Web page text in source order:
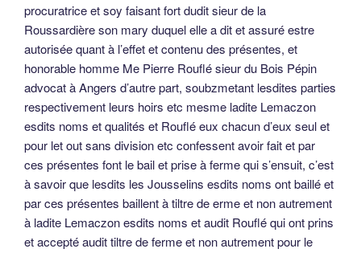
procuratrice et soy faisant fort dudit sieur de la
Roussardière son mary duquel elle a dit et assuré estre
autorisée quant à l’effet et contenu des présentes, et
honorable homme Me Pierre Rouflé sieur du Bois Pépin
advocat à Angers d’autre part, soubzmetant lesdites parties
respectivement leurs hoirs etc mesme ladite Lemaczon
esdits noms et qualités et Rouflé eux chacun d’eux seul et
pour let out sans division etc confessent avoir fait et par
ces présentes font le bail et prise à ferme qui s’ensuit, c’est
à savoir que lesdits les Jousselins esdits noms ont baillé et
par ces présentes baillent à tiltre de erme et non autrement
à ladite Lemaczon esdits noms et audit Rouflé qui ont prins
et accepté audit tiltre de ferme et non autrement pour le